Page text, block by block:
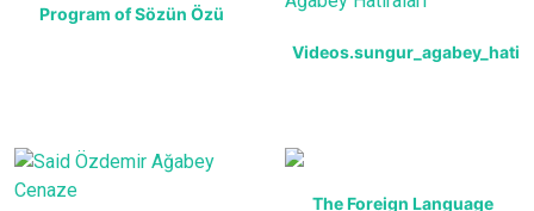
Program of Sözün Özü
The Foreign Language